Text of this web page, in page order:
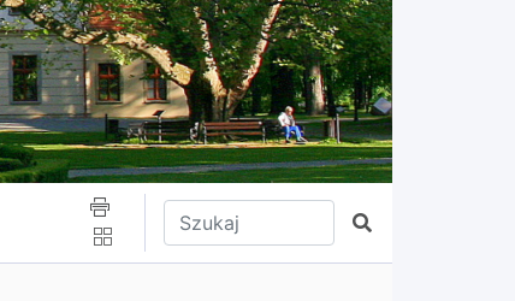
Wpisz tekst do wyszukania
Szukaj